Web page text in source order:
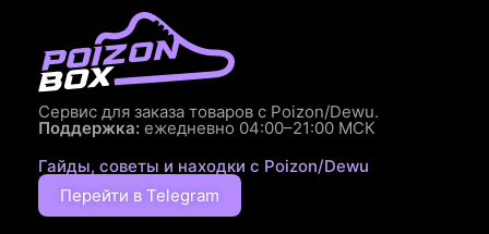
Сервис для заказа товаров с Poizon/Dewu.
Поддержка: ежедневно 04:00–21:00 МСК
Гайды, советы и находки с Poizon/Dewu
Перейти в Telegram